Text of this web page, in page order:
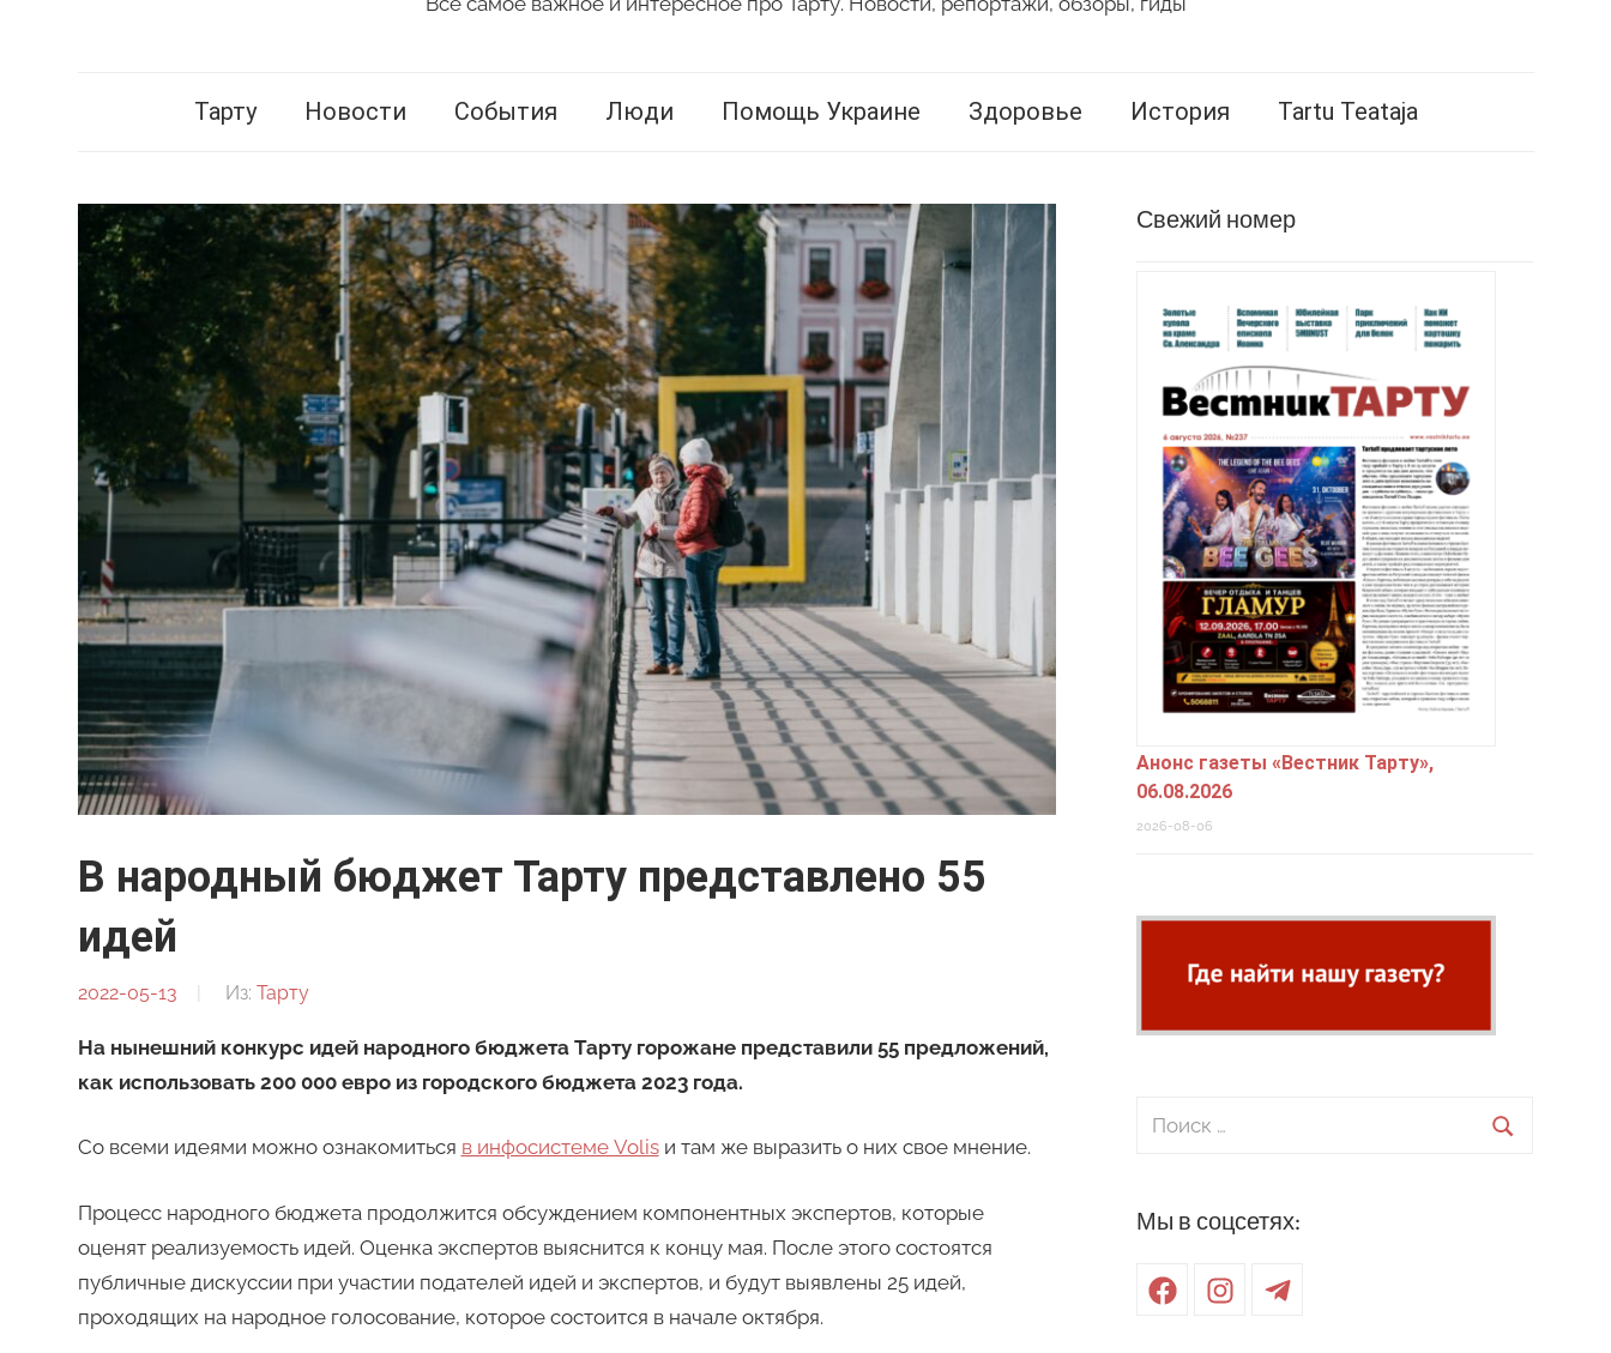
TartuТарту Новости События Люди Помощь Украине Здоровье История Tartu Teataja
В народный бюджет Тарту представлено 55
идей
2022-05-13
От:
Из: Тарту
На нынешний конкурс идей народного бюджета Тарту горожане представили 55 предложений,
как использовать 200 000 евро из городского бюджета 2023 года.
Со всеми идеями можно ознакомиться в инфосистеме Volisи там же выразить о них свое мнение.
Процесс народного бюджета продолжится обсуждением компонентных экспертов, которые
оценят реализуемость идей. Оценка экспертов выяснится к концу мая. После этого состоятся
публичные дискуссии при участии подателей идей и экспертов, и будут выявлены 25 идей,
проходящих на народное голосование, которое состоится в начале октября.
Свежий номер
Анонс газеты «Вестник Тарту»,
06.08.2026
2026-08-06
Поиск
Мы в соцсетях:
FacebookInstagramTelegram